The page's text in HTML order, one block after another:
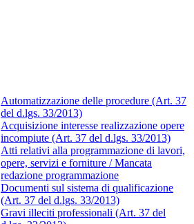
Automatizzazione delle procedure (Art. 37
del d.lgs. 33/2013)
Acquisizione interesse realizzazione opere
incompiute (Art. 37 del d.lgs. 33/2013)
Atti relativi alla programmazione di lavori,
opere, servizi e forniture / Mancata
redazione programmazione
Documenti sul sistema di qualificazione
(Art. 37 del d.lgs. 33/2013)
Gravi illeciti professionali (Art. 37 del